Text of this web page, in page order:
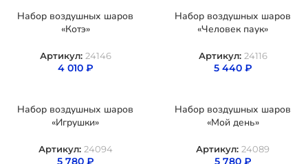
Набор воздушных шаров
«Котэ»
Артикул: 24146
4 010 ₽
Набор воздушных шаров
«Человек паук»
Артикул: 24116
5 440 ₽
Набор воздушных шаров
«Игрушки»
Артикул: 24094
5 780 ₽
Набор воздушных шаров
«Мой день»
Артикул: 24089
5 780 ₽